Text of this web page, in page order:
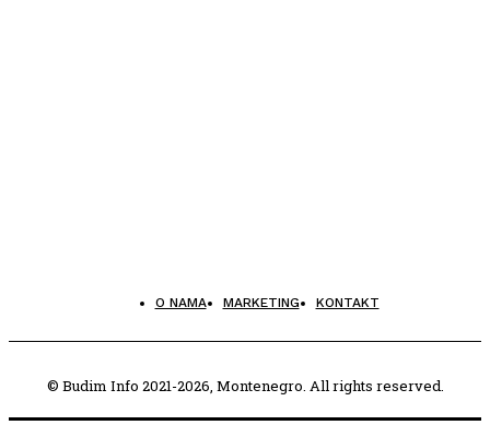
O NAMA MARKETING KONTAKT
© Budim Info 2021-2026, Montenegro. All rights reserved.